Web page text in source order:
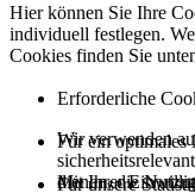
Hier können Sie Ihre
individuell festlegen.
Cookies finden Sie
Erforderliche
Wir verwenden
dienen, die
Für ein optimales
Mit Ihrer
Für unsere